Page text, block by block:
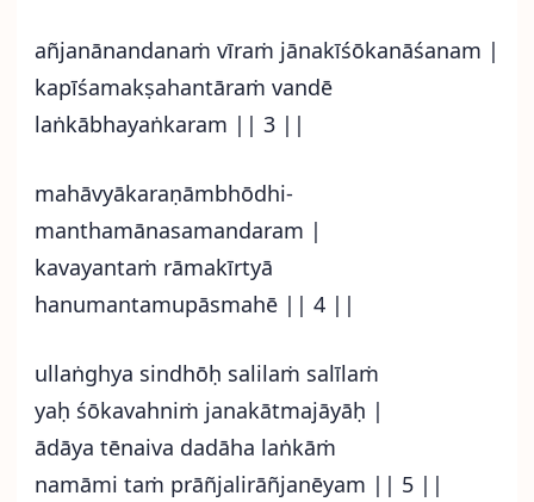
añjanānandanaṁ vīraṁ jānakīśōkanāśanam |
kapīśamakṣahantāraṁ vandē
laṅkābhayaṅkaram || 3 ||
mahāvyākaraṇāmbhōdhi-
manthamānasamandaram |
kavayantaṁ rāmakīrtyā
hanumantamupāsmahē || 4 ||
ullaṅghya sindhōḥ salilaṁ salīlaṁ
yaḥ śōkavahniṁ janakātmajāyāḥ |
ādāya tēnaiva dadāha laṅkāṁ
namāmi taṁ prāñjalirāñjanēyam || 5 ||